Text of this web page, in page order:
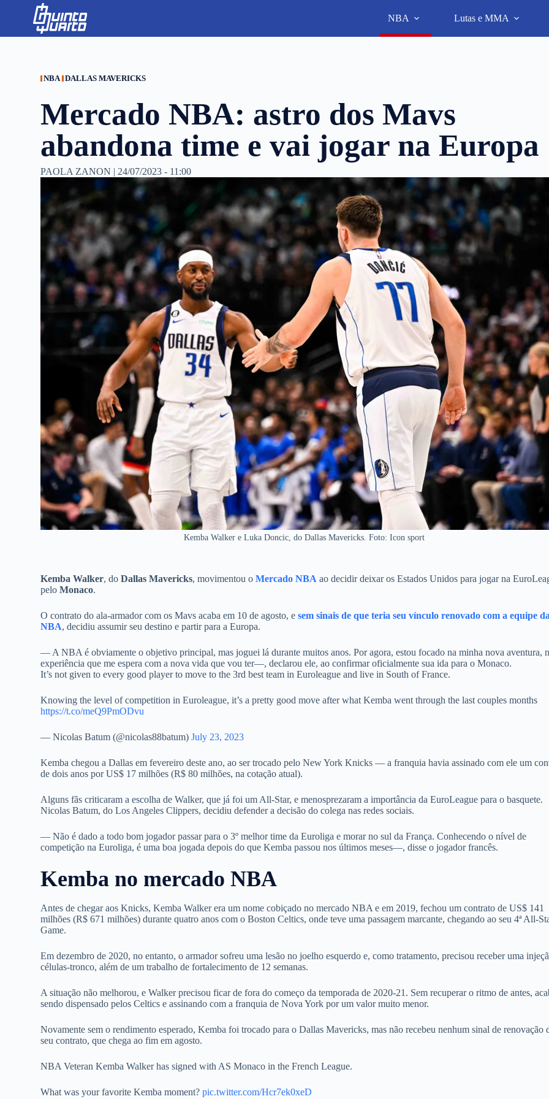
p
NBA Lutas e MMA
NBA DALLAS MAVERICKS
Mercado NBA: astro dos Mavs
abandona time e vai jogar na Europa
PAOLA ZANON | 24/07/2023 - 11:00
Kemba Walker e Luka Doncic, do Dallas Mavericks. Foto: Icon sport
Kemba Walker, doDallas Mavericks, movimentou oMercado NBA ao decidir deixar os Estados Unidos para jogar na
peloMonaco.
O contrato do ala-armador com os Mavs acaba em 10 de agosto, esem sinais de que teria seu vínculo renovado com a equipe da
NBA, decidiu assumir seu destino e partir para a Europa.
— A NBA é obviamente o objetivo principal, mas joguei lá durante muitos anos. Por agora, estou focado na minha nova aventura,
experiência que me espera com a nova vida que vou ter—, declarou ele, ao confirmar oficialmente sua ida para o Monaco.
It’s not given to every good player to move to the 3rd best team in Euroleague and live in South of France.
Knowing the level of competition in Euroleague, it’s a pretty good move after what Kemba went through the last couples months
https://t.co/meQ9PmODvu
— Nicolas Batum (@nicolas88batum)July 23, 2023
Kemba chegou a Dallas em fevereiro deste ano, ao ser trocado pelo New York Knicks — a franquia havia assinado com ele um
de dois anos por US$ 17 milhões (R$ 80 milhões, na cotação atual).
Alguns fãs criticaram a escolha de Walker, que já foi um All-Star, e menosprezaram a importância da EuroLeague para o basquete.
Nicolas Batum, do Los Angeles Clippers, decidiu defender a decisão do colega nas redes sociais.
— Não é dado a todo bom jogador passar para o 3º melhor time da Euroliga e morar no sul da França. Conhecendo o nível de
competição na Euroliga, é uma boa jogada depois do que Kemba passou nos últimos meses—, disse o jogador francês.
Kemba no mercado NBA
Antes de chegar aos Knicks, Kemba Walker era um nome cobiçado no mercado NBA e em 2019, fechou um contrato de US$ 141
milhões (R$ 671 milhões) durante quatro anos com o Boston Celtics, onde teve uma passagem marcante, chegando ao seu 4ª All-
Game.
Em dezembro de 2020, no entanto, o armador sofreu uma lesão no joelho esquerdo e, como tratamento, precisou receber uma
células-tronco, além de um trabalho de fortalecimento de 12 semanas.
A situação não melhorou, e Walker precisou ficar de fora do começo da temporada de 2020-21. Sem recuperar o ritmo de antes,
sendo dispensado pelos Celtics e assinando com a franquia de Nova York por um valor muito menor.
Novamente sem o rendimento esperado, Kemba foi trocado para o Dallas Mavericks, mas não recebeu nenhum sinal de renovação
seu contrato, que chega ao fim em agosto.
NBA Veteran Kemba Walker has signed with AS Monaco in the French League.
What was your favorite Kemba moment?pic.twitter.com/Hcr7ek0xeD